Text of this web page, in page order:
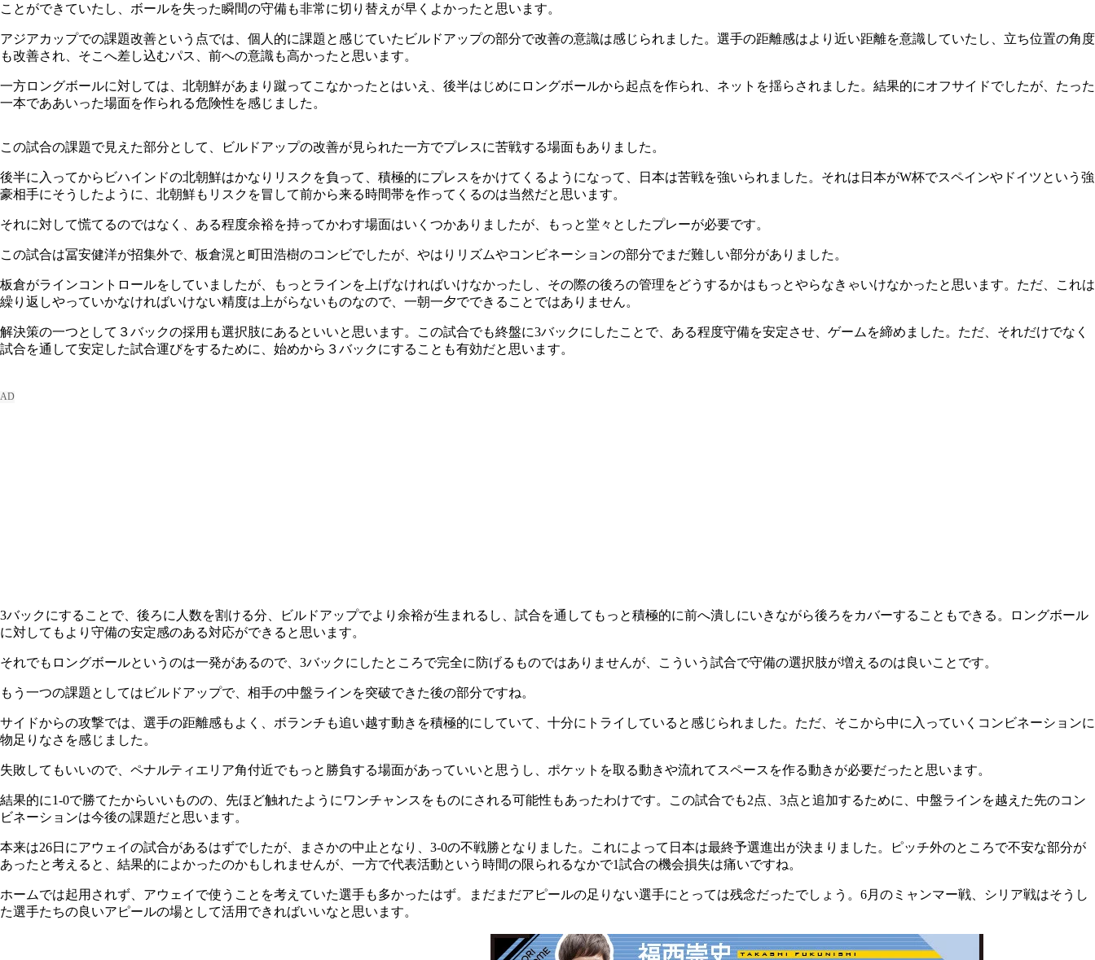
ことができていたし、ボールを失った瞬間の守備も非常に切り替えが早くよかったと思います。
アジアカップでの課題改善という点では、個人的に課題と感じていたビルドアップの部分で改善の意識は感じられました。選手の距離感はより近い距離を意識していたし、立ち位置の角度
も改善され、そこへ差し込むパス、前への意識も高かったと思います。
一方ロングボールに対しては、北朝鮮があまり蹴ってこなかったとはいえ、後半はじめにロングボールから起点を作られ、ネットを揺らされました。結果的にオフサイドでしたが、たった
一本でああいった場面を作られる危険性を感じました。
この試合の課題で見えた部分として、ビルドアップの改善が見られた一方でプレスに苦戦する場面もありました。
後半に入ってからビハインドの北朝鮮はかなりリスクを負って、積極的にプレスをかけてくるようになって、日本は苦戦を強いられました。それは日本がW杯でスペインやドイツという強
豪相手にそうしたように、北朝鮮もリスクを冒して前から来る時間帯を作ってくるのは当然だと思います。
それに対して慌てるのではなく、ある程度余裕を持ってかわす場面はいくつかありましたが、もっと堂々としたプレーが必要です。
この試合は冨安健洋が招集外で、板倉滉と町田浩樹のコンビでしたが、やはりリズムやコンビネーションの部分でまだ難しい部分がありました。
板倉がラインコントロールをしていましたが、もっとラインを上げなければいけなかったし、その際の後ろの管理をどうするかはもっとやらなきゃいけなかったと思います。ただ、これは
繰り返しやっていかなければいけない精度は上がらないものなので、一朝一夕でできることではありません。
解決策の一つとして３バックの採用も選択肢にあるといいと思います。この試合でも終盤に3バックにしたことで、ある程度守備を安定させ、ゲームを締めました。ただ、それだけでなく
試合を通して安定した試合運びをするために、始めから３バックにすることも有効だと思います。
3バックにすることで、後ろに人数を割ける分、ビルドアップでより余裕が生まれるし、試合を通してもっと積極的に前へ潰しにいきながら後ろをカバーすることもできる。ロングボール
に対してもより守備の安定感のある対応ができると思います。
それでもロングボールというのは一発があるので、3バックにしたところで完全に防げるものではありませんが、こういう試合で守備の選択肢が増えるのは良いことです。
もう一つの課題としてはビルドアップで、相手の中盤ラインを突破できた後の部分ですね。
サイドからの攻撃では、選手の距離感もよく、ボランチも追い越す動きを積極的にしていて、十分にトライしていると感じられました。ただ、そこから中に入っていくコンビネーションに
物足りなさを感じました。
失敗してもいいので、ペナルティエリア角付近でもっと勝負する場面があっていいと思うし、ポケットを取る動きや流れてスペースを作る動きが必要だったと思います。
結果的に1-0で勝てたからいいものの、先ほど触れたようにワンチャンスをものにされる可能性もあったわけです。この試合でも2点、3点と追加するために、中盤ラインを越えた先のコン
ビネーションは今後の課題だと思います。
本来は26日にアウェイの試合があるはずでしたが、まさかの中止となり、3-0の不戦勝となりました。これによって日本は最終予選進出が決まりました。ピッチ外のところで不安な部分が
あったと考えると、結果的によかったのかもしれませんが、一方で代表活動という時間の限られるなかで1試合の機会損失は痛いですね。
ホームでは起用されず、アウェイで使うことを考えていた選手も多かったはず。まだまだアピールの足りない選手にとっては残念だったでしょう。6月のミャンマー戦、シリア戦はそうし
た選手たちの良いアピールの場として活用できればいいなと思います。